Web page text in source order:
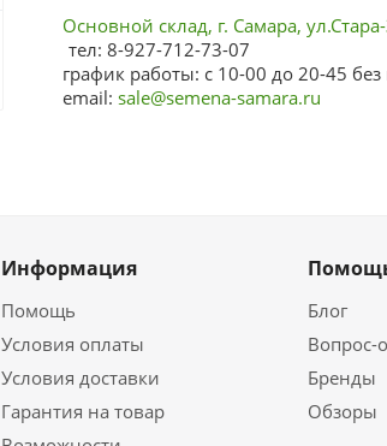
Основной склад, г. Самара,
тел: 8-927-712-73-07
график работы: с 10-00 до 20-45
email: sale@semena-samara.ru
Информация
Помощь
Условия оплаты
Условия доставки
Гарантия на товар
Блог
Вопрос-
Бренды
Обзоры